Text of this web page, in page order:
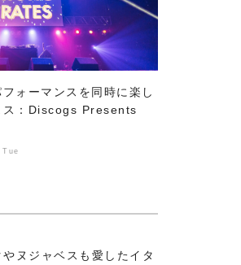
ォーマンスを同時に楽し
ス：Discogs Presents
Tue
やヌジャベスも愛したイタ